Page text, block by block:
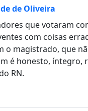
de Oliveira
que votaram
com coisas
o magistrado, que
é honesto, íntegro,
RN.